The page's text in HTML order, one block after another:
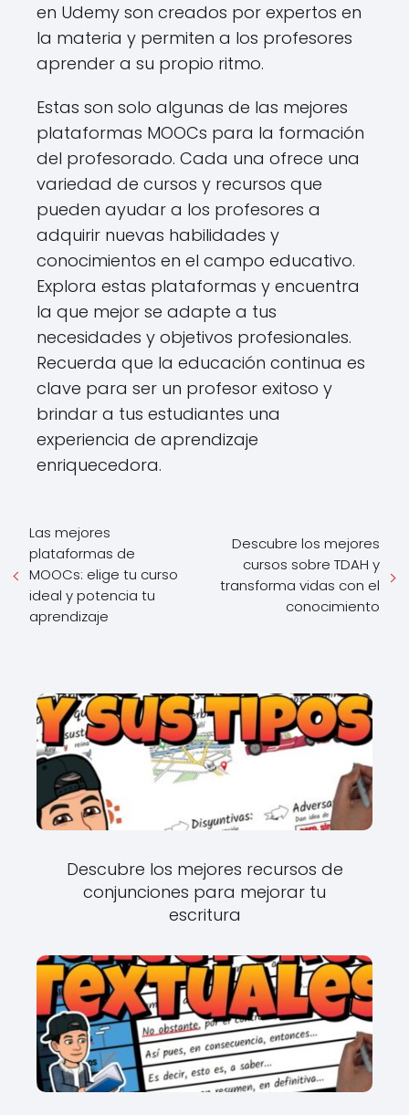
en Udemy son creados por expertos en
la materia y permiten a los profesores
aprender a su propio ritmo.
Estas son solo algunas de las mejores
plataformas MOOCs para la formación
del profesorado. Cada una ofrece una
variedad de cursos y recursos que
pueden ayudar a los profesores a
adquirir nuevas habilidades y
conocimientos en el campo educativo.
Explora estas plataformas y encuentra
la que mejor se adapte a tus
necesidades y objetivos profesionales.
Recuerda que la educación continua es
clave para ser un profesor exitoso y
brindar a tus estudiantes una
experiencia de aprendizaje
enriquecedora.
Las mejores
plataformas de
MOOCs: elige tu curso
ideal y potencia tu
aprendizaje
Descubre los mejores
cursos sobre TDAH y
transforma vidas con el
conocimiento
Descubre los mejores recursos de
conjunciones para mejorar tu
escritura